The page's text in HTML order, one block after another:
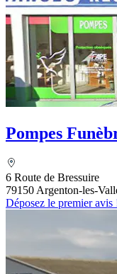
Pompes
6 Route de Bressuire
79150 Argenton-les-
Déposez le premier avis